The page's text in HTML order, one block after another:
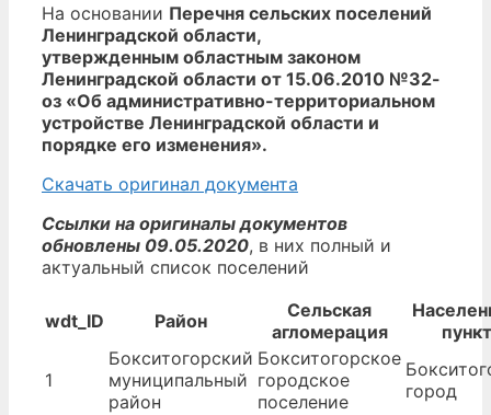
На основании Перечня сельских поселений
Ленинградской области,
утвержденным областным законом
Ленинградской области от 15.06.2010 №32-
оз «Об административно-территориальном
устройстве Ленинградской области и
порядке его изменения».
Скачать оригинал документа
Ссылки на оригиналы документов
обновлены 09.05.2020, в них полный и
актуальный список поселений
wdt_ID Район
Сельская
агломерация
пункт
1
Бокситогорский
муниципальный
район
Бокситогорское
городское
поселение
город